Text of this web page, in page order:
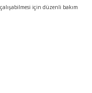
için düzenli bakım